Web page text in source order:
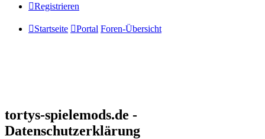
Registrieren
Startseite Portal Foren-Übersicht
tortys-spielemods.de -
Datenschutzerklärung